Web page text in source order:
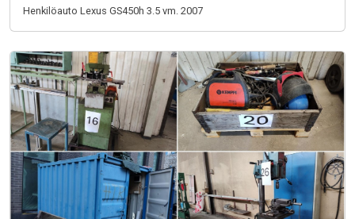
Henkilöauto Lexus GS450h 3.5 vm. 2007